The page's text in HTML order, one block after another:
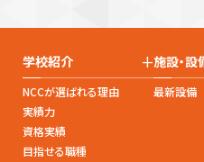
学校紹介 +
NCCが選ばれる理由
実績力
資格実績
目指せる職種
施設・設
最新設備